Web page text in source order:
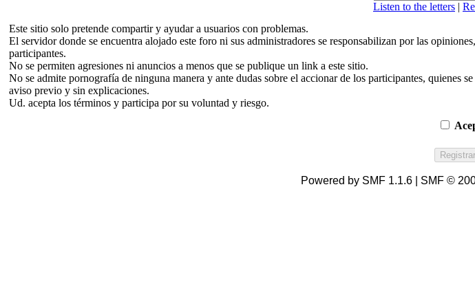
Listen to the letters |
Este sitio solo pretende compartir y ayudar a usuarios con problemas.
El servidor donde se encuentra alojado este foro ni sus administradores se responsabilizan por las
participantes.
No se permiten agresiones ni anuncios a menos que se publique un link a este sitio.
No se admite pornografía de ninguna manera y ante dudas sobre el accionar de los participantes, quienes
aviso previo y sin explicaciones.
Ud. acepta los términos y participa por su voluntad y riesgo.
Powered by SMF 1.1.6 | SMF ©